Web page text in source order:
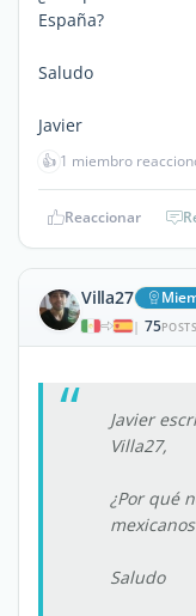
España?
Saludo
Javier
👍 1 miembro
Reaccionar
Villa27
| 75POSTS
Javier
Villa27,
¿Por qué
Saludo